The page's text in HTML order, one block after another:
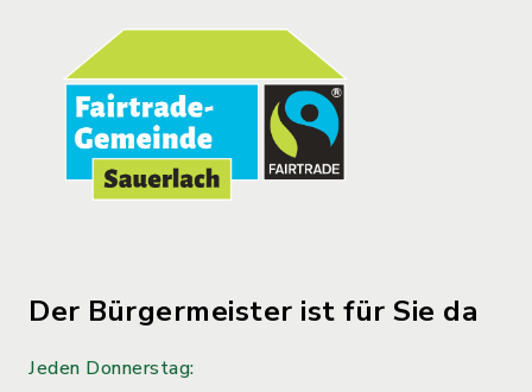
Der Bürgermeister ist für Sie da
Jeden Donnerstag: